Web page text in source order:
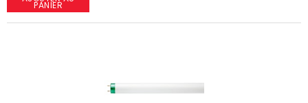
PANIER